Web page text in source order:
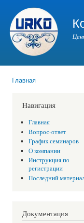
Главная
Навигация
Главная
Вопрос-ответ
График семинаров
О компании
Инструкция по
регистрации
Последний
Документация